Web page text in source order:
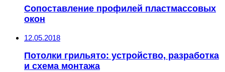
Сопоставление профилей пластмассовых
окон
12.05.2018
Потолки грильято: устройство, разработка
и схема монтажа